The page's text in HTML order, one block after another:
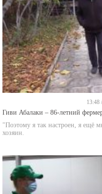
13:48
Гиви Абалаки – 86-летний
"Поэтому я так настроен, я ещё
хозяин.